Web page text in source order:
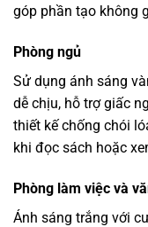
góp phần tạo không
Phòng ngủ
Sử dụng ánh sáng
dễ chịu, hỗ trợ giấc
thiết kế chống chói
khi đọc sách hoặc
Phòng làm việc và
Ánh sáng trắng với